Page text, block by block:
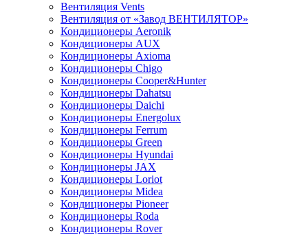
Вентиляция Vents
Вентиляция от «Завод ВЕНТИЛЯТОР»
Кондиционеры Aeronik
Кондиционеры AUX
Кондиционеры Axioma
Кондиционеры Chigo
Кондиционеры Cooper&Hunter
Кондиционеры Dahatsu
Кондиционеры Daichi
Кондиционеры Energolux
Кондиционеры Ferrum
Кондиционеры Green
Кондиционеры Hyundai
Кондиционеры JAX
Кондиционеры Loriot
Кондиционеры Midea
Кондиционеры Pioneer
Кондиционеры Roda
Кондиционеры Rover